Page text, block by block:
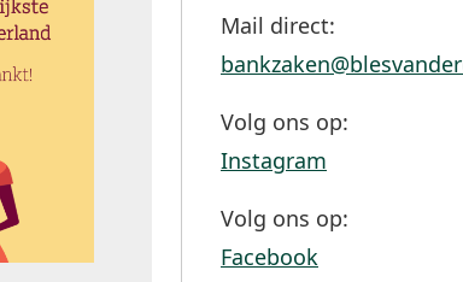
Mail direct:
Volg ons op:
Instagram
Volg ons op:
Facebook